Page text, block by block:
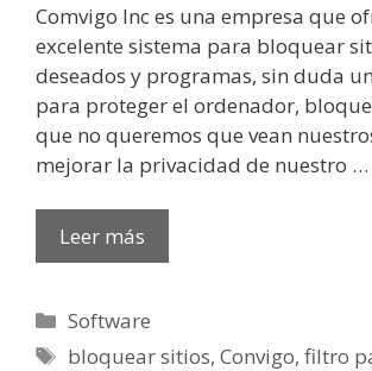
Comvigo Inc es una empresa que
excelente sistema para bloquear
deseados y programas, sin duda
para proteger el ordenador,
que no queremos que vean
mejorar la privacidad de nuestro …
Leer más
Categorías
Software
Etiquetas
bloquear sitios,Convigo,filtro